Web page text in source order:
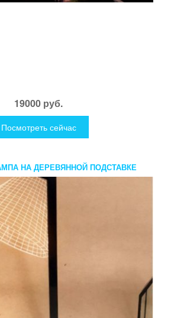
19000 руб.
Посмотреть сейчас
НА ДЕРЕВЯННОЙ ПОДСТАВКЕ